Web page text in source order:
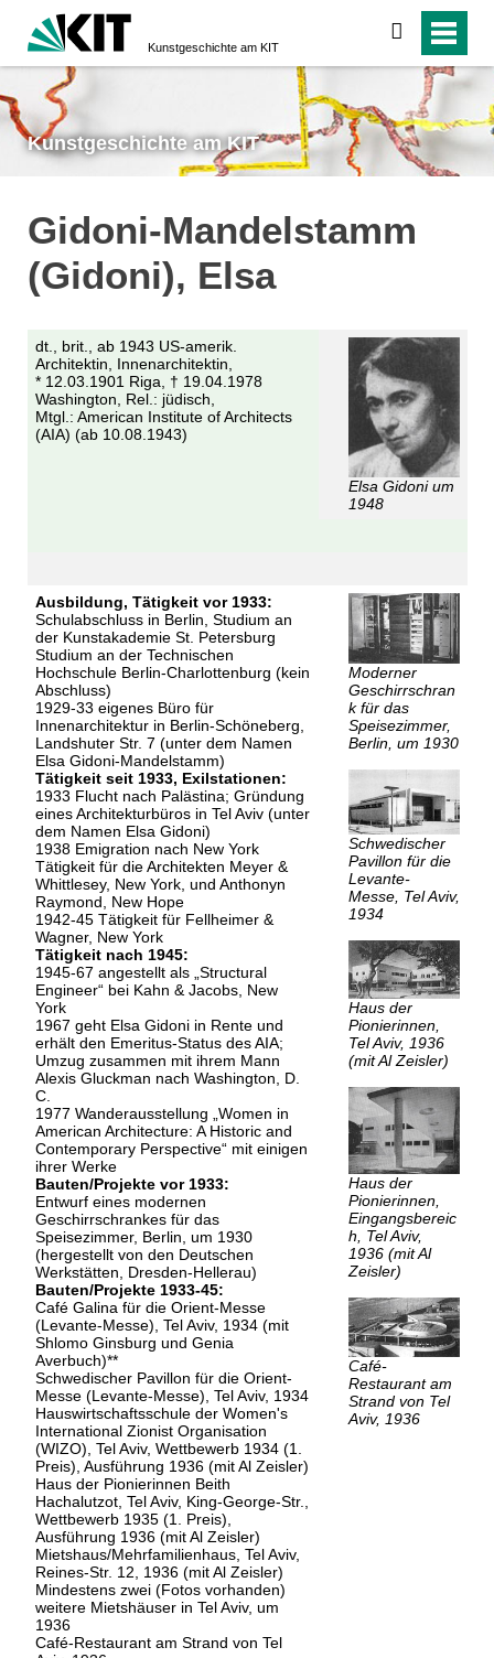
Kunstgeschichte am KIT
suchen
Kunstgeschichte am KIT
Gidoni-Mandelstamm
(Gidoni), Elsa
dt., brit., ab 1943 US-amerik.
Architektin, Innenarchitektin,
* 12.03.1901 Riga, † 19.04.1978
Washington, Rel.: jüdisch,
Mtgl.: American Institute of Architects
(AIA) (ab 10.08.1943)
Elsa Gidoni um
1948
Ausbildung, Tätigkeit vor 1933:
Schulabschluss in Berlin, Studium an
der Kunstakademie St. Petersburg
Studium an der Technischen
Hochschule Berlin-Charlottenburg (kein
Abschluss)
1929-33 eigenes Büro für
Innenarchitektur in Berlin-Schöneberg,
Landshuter Str. 7 (unter dem Namen
Elsa Gidoni-Mandelstamm)
Tätigkeit seit 1933, Exilstationen:
1933 Flucht nach Palästina; Gründung
eines Architekturbüros in Tel Aviv (unter
dem Namen Elsa Gidoni)
1938 Emigration nach New York
Tätigkeit für die Architekten Meyer &
Whittlesey, New York, und Anthonyn
Raymond, New Hope
1942-45 Tätigkeit für Fellheimer &
Wagner, New York
Tätigkeit nach 1945:
1945-67 angestellt als „Structural
Engineer“ bei Kahn & Jacobs, New
York
1967 geht Elsa Gidoni in Rente und
erhält den Emeritus-Status des AIA;
Umzug zusammen mit ihrem Mann
Alexis Gluckman nach Washington, D.
C.
1977 Wanderausstellung „Women in
American Architecture: A Historic and
Contemporary Perspective“ mit einigen
ihrer Werke
Bauten/Projekte vor 1933:
Entwurf eines modernen
Geschirrschrankes für das
Speisezimmer, Berlin, um 1930
(hergestellt von den Deutschen
Werkstätten, Dresden-Hellerau)
Bauten/Projekte 1933-45:
Café Galina für die Orient-Messe
(Levante-Messe), Tel Aviv, 1934 (mit
Shlomo Ginsburg und Genia
Averbuch)**
Schwedischer Pavillon für die Orient-
Messe (Levante-Messe), Tel Aviv, 1934
Hauswirtschaftsschule der Women's
International Zionist Organisation
(WIZO), Tel Aviv, Wettbewerb 1934 (1.
Preis), Ausführung 1936 (mit Al Zeisler)
Haus der Pionierinnen Beith
Hachalutzot, Tel Aviv, King-George-Str.,
Wettbewerb 1935 (1. Preis),
Ausführung 1936 (mit Al Zeisler)
Mietshaus/Mehrfamilienhaus, Tel Aviv,
Reines-Str. 12, 1936 (mit Al Zeisler)
Mindestens zwei (Fotos vorhanden)
weitere Mietshäuser in Tel Aviv, um
1936
Café-Restaurant am Strand von Tel
Moderner
Geschirrschran
k für das
Speisezimmer,
Berlin, um 1930
Schwedischer
Pavillon für die
Levante-
Messe, Tel Aviv,
1934
Haus der
Pionierinnen,
Tel Aviv, 1936
(mit Al Zeisler)
Haus der
Pionierinnen,
Eingangsbereic
h, Tel Aviv,
1936 (mit Al
Zeisler)
Café-
Restaurant am
Strand von Tel
Aviv, 1936